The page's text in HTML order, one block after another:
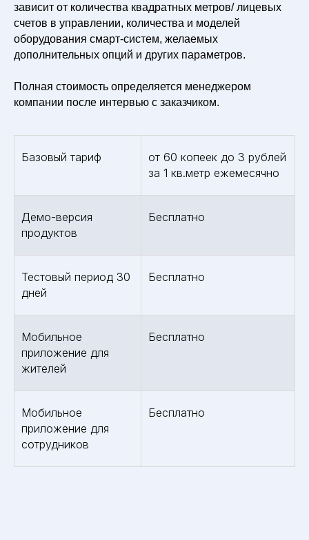
зависит от количества квадратных метров/ лицевых
счетов в управлении, количества и моделей
оборудования смарт-систем, желаемых
дополнительных опций и других параметров.
Полная стоимость определяется менеджером
компании после интервью с заказчиком.
Базовый тариф
от 60 копеек до 3 рублей
за 1 кв.метр ежемесячно
Демо-версия
продуктов
Бесплатно
Тестовый период 30
дней
Бесплатно
Мобильное
приложение для
жителей
Бесплатно
Мобильное
приложение для
сотрудников
Бесплатно